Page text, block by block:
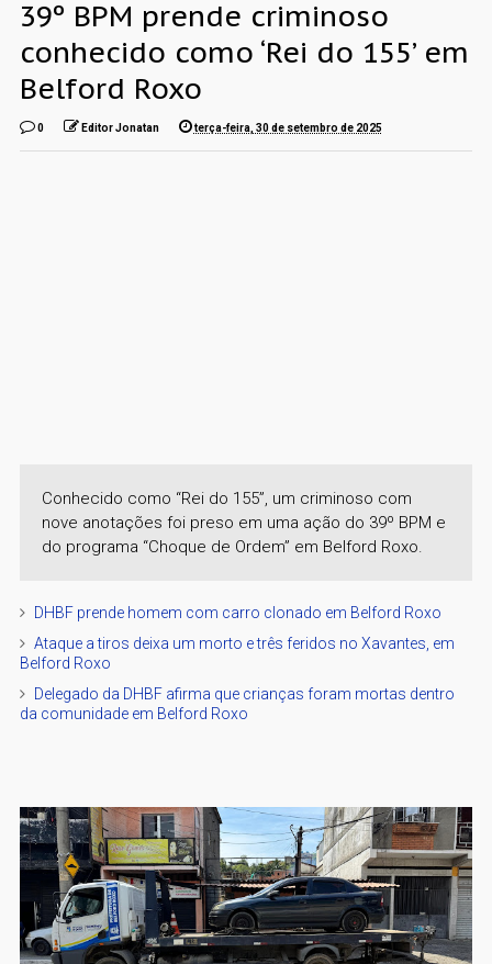
39º BPM prende criminoso
conhecido como ‘Rei do 155’ em
Belford Roxo
0 Editor Jonatan terça-feira, 30 de setembro de 2025
Conhecido como “Rei do 155”, um criminoso com
nove anotações foi preso em uma ação do 39º BPM e
do programa “Choque de Ordem” em Belford Roxo.
DHBF prende homem com carro clonado em Belford Roxo
Ataque a tiros deixa um morto e três feridos no Xavantes, em
Belford Roxo
Delegado da DHBF afirma que crianças foram mortas dentro
da comunidade em Belford Roxo